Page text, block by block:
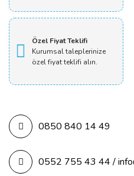
Özel Fiyat Teklifi
Kurumsal taleplerinize
özel fiyat teklifi alın.
0850 840 14 49
0552 755 43 44 /